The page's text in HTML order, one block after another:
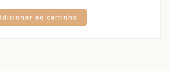
ao carrinho